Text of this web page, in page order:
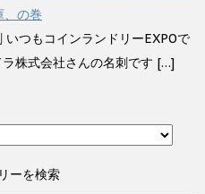
、の巻
つもコインランドリーEXPOで
株式会社さんの名刺です […]
ーを検索